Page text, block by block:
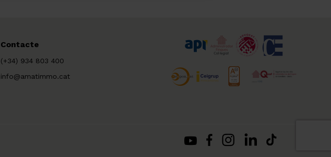
Contacte
(+34) 934 803 400
info@amatimmo.cat